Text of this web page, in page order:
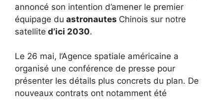
annoncé son intention d’amener le premier
équipage du astronautes Chinois sur notre
satellite d’ici 2030.
Le 26 mai, l’Agence spatiale américaine a
organisé une conférence de presse pour
présenter les détails plus concrets du plan. De
nouveaux contrats ont notamment été